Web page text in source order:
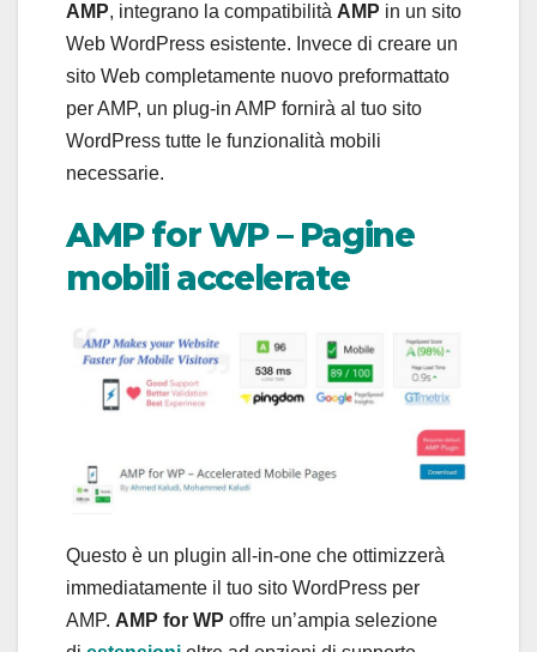
AMP, integrano la compatibilità AMP in un sito
Web WordPress esistente. Invece di creare un
sito Web completamente nuovo preformattato
per AMP, un plug-in AMP fornirà al tuo sito
WordPress tutte le funzionalità mobili
necessarie.
AMP for WP – Pagine
mobili accelerate
Questo è un plugin all-in-one che ottimizzerà
immediatamente il tuo sito WordPress per
AMP. AMP for WP offre un’ampia selezione